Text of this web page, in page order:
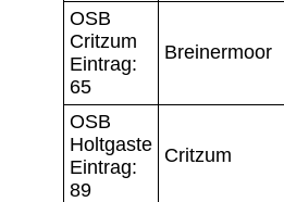
OSB
Critzum
Eintrag:
65
Breinermoor
OSB
Holtgaste
Eintrag:
89
Critzum